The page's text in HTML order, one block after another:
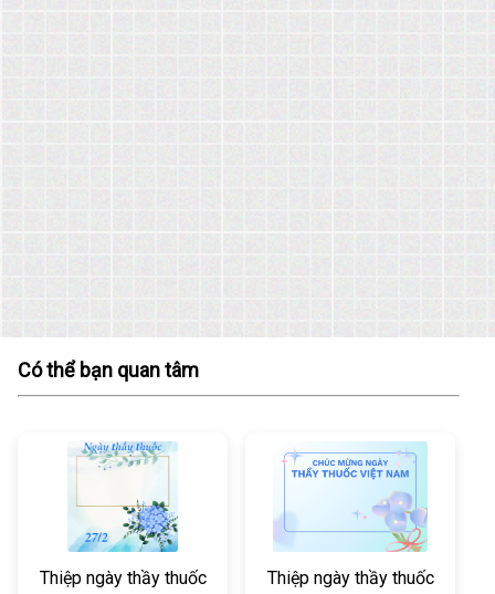
Có thể bạn quan tâm
Thiệp ngày thầy thuốc
Thiệp ngày thầy thuốc